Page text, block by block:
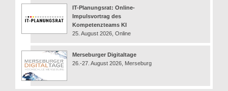
IT-Planungsrat: Online-
Impulsvortrag des
Kompetenzteams KI
25. August 2026, Online
Merseburger Digitaltage
26.-27. August 2026, Merseburg